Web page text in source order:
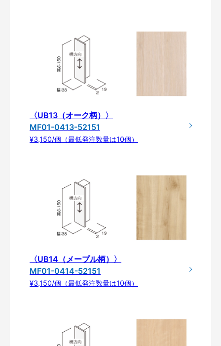
〈UB13（オーク柄）〉
MF01-0413-52151
¥3,150/個（最低発注数量は10個）
〈UB14（メープル柄）〉
MF01-0414-52151
¥3,150/個（最低発注数量は10個）